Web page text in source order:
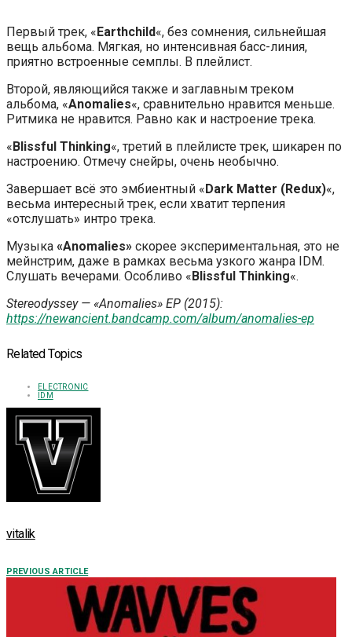
Первый трек, «Earthchild«, без сомнения, сильнейшая
вещь альбома. Мягкая, но интенсивная басс-линия,
приятно встроенные семплы. В плейлист.
Второй, являющийся также и заглавным треком
альбома, «Anomalies«, сравнительно нравится меньше.
Ритмика не нравится. Равно как и настроение трека.
«Blissful Thinking«, третий в плейлисте трек, шикарен по
настроению. Отмечу снейры, очень необычно.
Завершает всё это эмбиентный «Dark Matter (Redux)«,
весьма интересный трек, если хватит терпения
«отслушать» интро трека.
Музыка «Anomalies» скорее экспериментальная, это не
мейнстрим, даже в рамках весьма узкого жанра IDM.
Слушать вечерами. Особливо «Blissful Thinking«.
Stereodyssey — «Anomalies» EP (2015):
https://newancient.bandcamp.com/album/anomalies-ep
Related Topics
ELECTRONIC
IDM
vitalik
PREVIOUS ARTICLE